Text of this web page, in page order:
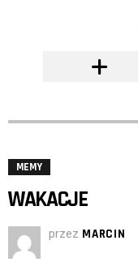
MEMY
WAKACJE
przez MARCIN